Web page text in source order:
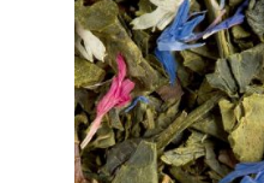
Calendriers de l’Avent
Chutneys, confits et crèmes
Coffrets à offrir